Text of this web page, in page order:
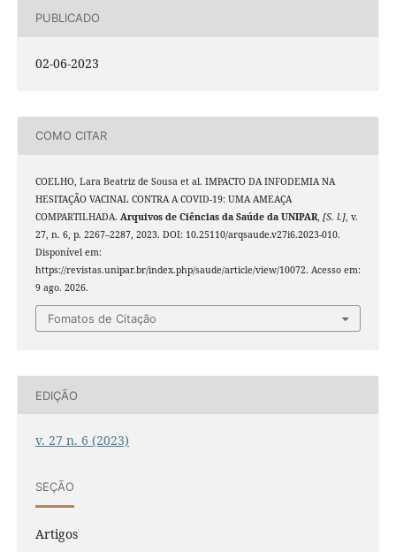
PUBLICADO
02-06-2023
COMO CITAR
COELHO, Lara Beatriz de Sousa et al. IMPACTO DA INFODEMIA NA
HESITAÇÃO VACINAL CONTRA A COVID-19: UMA AMEAÇA
COMPARTILHADA. Arquivos de Ciências da Saúde da UNIPAR, [S. l.], v.
27, n. 6, p. 2267–2287, 2023. DOI: 10.25110/arqsaude.v27i6.2023-010.
Disponível em:
https://revistas.unipar.br/index.php/saude/article/view/10072. Acesso em:
9 ago. 2026.
Fomatos de Citação
EDIÇÃO
v. 27 n. 6 (2023)
SEÇÃO
Artigos